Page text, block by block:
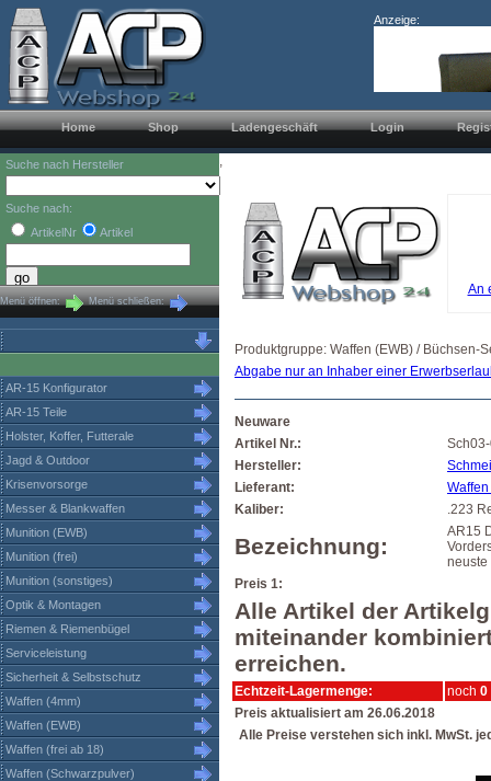
Anzeige:
Home Shop Ladengeschäft Login
Suche nach Hersteller
Suche nach:
ArtikelNr
Artikel
Menü öffnen: Menü schließen:
AR-15 Konfigurator
AR-15 Teile
Holster, Koffer, Futterale
Jagd & Outdoor
Krisenvorsorge
Messer & Blankwaffen
Munition (EWB)
Munition (frei)
Munition (sonstiges)
Optik & Montagen
Riemen & Riemenbügel
Serviceleistung
Sicherheit & Selbstschutz
Waffen (4mm)
Waffen (EWB)
Waffen (frei ab 18)
Waffen (Schwarzpulver)
,
An
Produktgruppe: Waffen (EWB) / Büchsen-
Abgabe nur an Inhaber einer
Neuware
Artikel Nr.:
Hersteller:
Lieferant:
Kaliber:
.223
Bezeichnung:
AR15
neuste
Preis 1:
Alle Artikel der
miteinander
erreichen.
Echtzeit-Lagermenge: noch 0
Preis aktualisiert am 26.06.2018
Alle Preise verstehen sich inkl. MwSt.